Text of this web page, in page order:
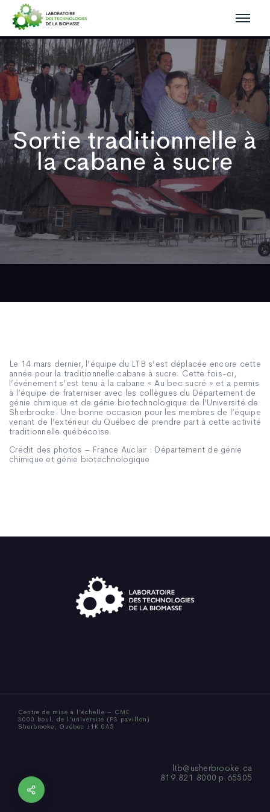
Sortie traditionnelle à
la cabane à sucre
Le 14 mars dernier, l’équipe du LTB s’est déplacée encore cette
année pour la traditionnelle cabane à sucre. Cette fois-ci,
l’événement s’est tenu à la cabane « Au bec sucré » et a permis
à l’équipe de fraterniser avec les collègues du Département de
génie chimique et de génie biotechnologique de l’Université de
Sherbrooke. Une bonne occasion pour les membres de l’équipe
venant de l’extérieur du Québec de prendre part à cette activité
traditionnelle québécoise.
Crédit des photos – France Auclair : Département de génie
chimique et génie biotechnologique
Centre de mise à l’échelle – CME
3000 boul. de l’université (P3 pavillon)
Sherbrooke, Québec J1K 0A5
ltb@usherbrooke.ca
819.821.8000 p.65505